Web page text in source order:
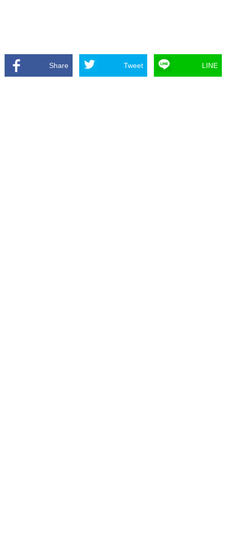
Share Tweet LINE